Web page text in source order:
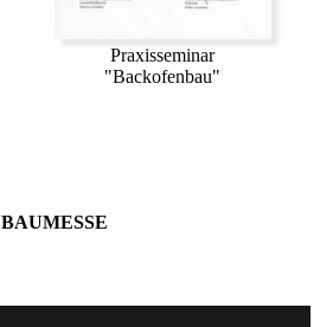
Praxisseminar
"Backofenbau"
BAUMESSE